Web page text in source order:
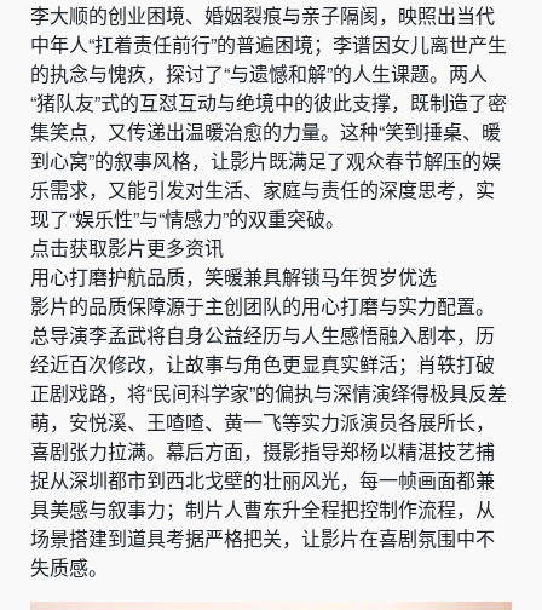
李大顺的创业困境、婚姻裂痕与亲子隔阂，映照出当代
中年人“扛着责任前行”的普遍困境；李谱因女儿离世产生
的执念与愧疚，探讨了“与遗憾和解”的人生课题。两人
“猪队友”式的互怼互动与绝境中的彼此支撑，既制造了密
集笑点，又传递出温暖治愈的力量。这种“笑到捶桌、暖
到心窝”的叙事风格，让影片既满足了观众春节解压的娱
乐需求，又能引发对生活、家庭与责任的深度思考，实
现了“娱乐性”与“情感力”的双重突破。
点击获取影片更多资讯
用心打磨护航品质，笑暖兼具解锁马年贺岁优选
影片的品质保障源于主创团队的用心打磨与实力配置。
总导演李孟武将自身公益经历与人生感悟融入剧本，历
经近百次修改，让故事与角色更显真实鲜活；肖轶打破
正剧戏路，将“民间科学家”的偏执与深情演绎得极具反差
萌，安悦溪、王喳喳、黄一飞等实力派演员各展所长，
喜剧张力拉满。幕后方面，摄影指导郑杨以精湛技艺捕
捉从深圳都市到西北戈壁的壮丽风光，每一帧画面都兼
具美感与叙事力；制片人曹东升全程把控制作流程，从
场景搭建到道具考据严格把关，让影片在喜剧氛围中不
失质感。